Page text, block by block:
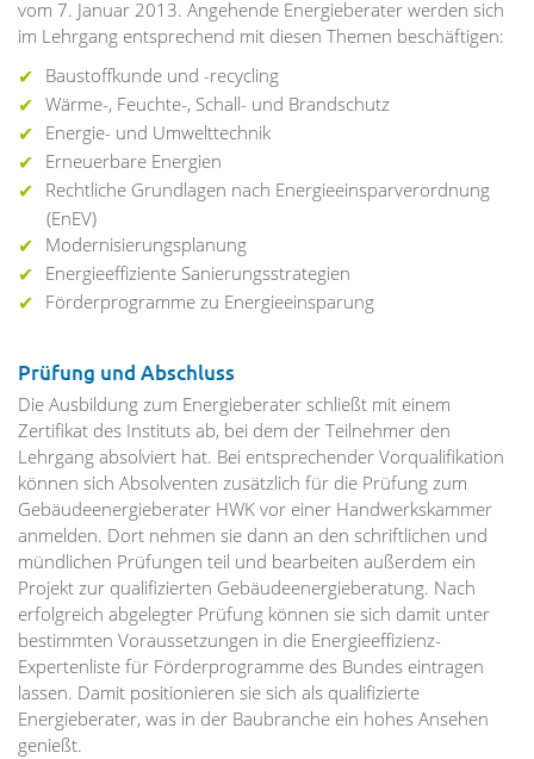
vom 7. Januar 2013. Angehende Energieberater werden sich
im Lehrgang entsprechend mit diesen Themen beschäftigen:
Baustoffkunde und -recycling
Wärme-, Feuchte-, Schall- und Brandschutz
Energie- und Umwelttechnik
Erneuerbare Energien
Rechtliche Grundlagen nach Energieeinsparverordnung
(EnEV)
Modernisierungsplanung
Energieeffiziente Sanierungsstrategien
Förderprogramme zu Energieeinsparung
Prüfung und Abschluss
Die Ausbildung zum Energieberater schließt mit einem
Zertifikat des Instituts ab, bei dem der Teilnehmer den
Lehrgang absolviert hat. Bei entsprechender Vorqualifikation
können sich Absolventen zusätzlich für die Prüfung zum
Gebäudeenergieberater HWK vor einer Handwerkskammer
anmelden. Dort nehmen sie dann an den schriftlichen und
mündlichen Prüfungen teil und bearbeiten außerdem ein
Projekt zur qualifizierten Gebäudeenergieberatung. Nach
erfolgreich abgelegter Prüfung können sie sich damit unter
bestimmten Voraussetzungen in die Energieeffizienz-
Expertenliste für Förderprogramme des Bundes eintragen
lassen. Damit positionieren sie sich als qualifizierte
Energieberater, was in der Baubranche ein hohes Ansehen
genießt.